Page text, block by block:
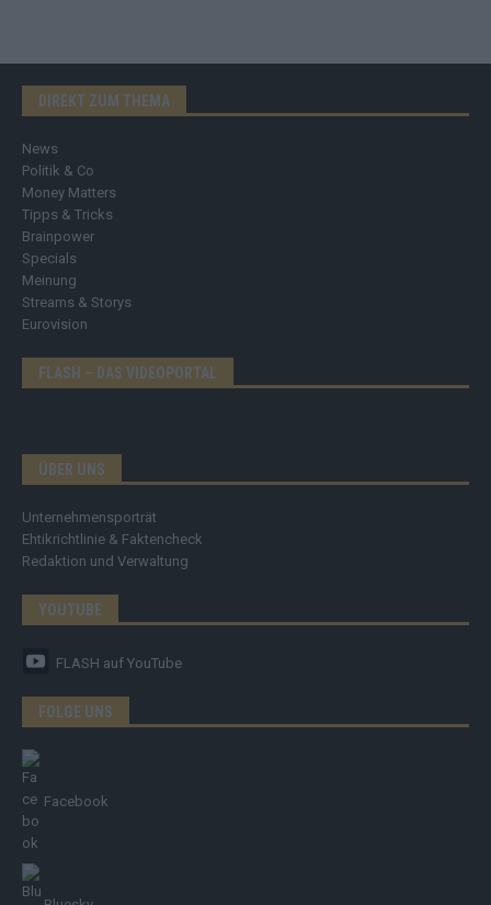
DIREKT ZUM THEMA
News
Politik & Co
Money Matters
Tipps & Tricks
Brainpower
Specials
Meinung
Streams & Storys
Eurovision
FLASH – DAS VIDEOPORTAL
ÜBER UNS
Unternehmensporträt
Ehtikrichtlinie & Faktencheck
Redaktion und Verwaltung
YOUTUBE
FLASH auf YouTube
FOLGE UNS
Facebook